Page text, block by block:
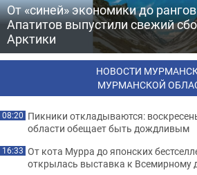
От «синей» экономики до
Апатитов выпустили свежий
Арктики
НОВОСТИ
МУРМАНСКОЙ
08:20 Пикники откладываются:
области обещает быть дождливым
16:33 От кота Мурра до японских
открылась выставка к Всемирному